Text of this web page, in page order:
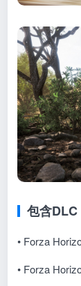
包含DLC
• Forza
• Forza